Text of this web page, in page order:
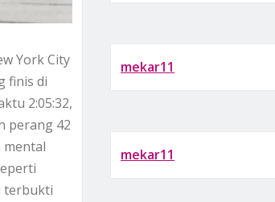
York City
finis di
2:05:32,
perang 42
mental
terbukti
mekar11
mekar11